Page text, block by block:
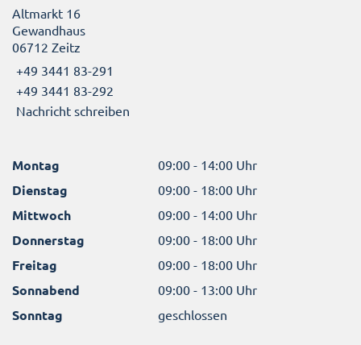
Altmarkt 16
Gewandhaus
06712 Zeitz
+49 3441 83-291
+49 3441 83-292
Nachricht schreiben
Montag 09:00 - 14:00 Uhr
Dienstag 09:00 - 18:00 Uhr
Mittwoch 09:00 - 14:00 Uhr
Donnerstag 09:00 - 18:00 Uhr
Freitag 09:00 - 18:00 Uhr
Sonnabend 09:00 - 13:00 Uhr
Sonntag geschlossen